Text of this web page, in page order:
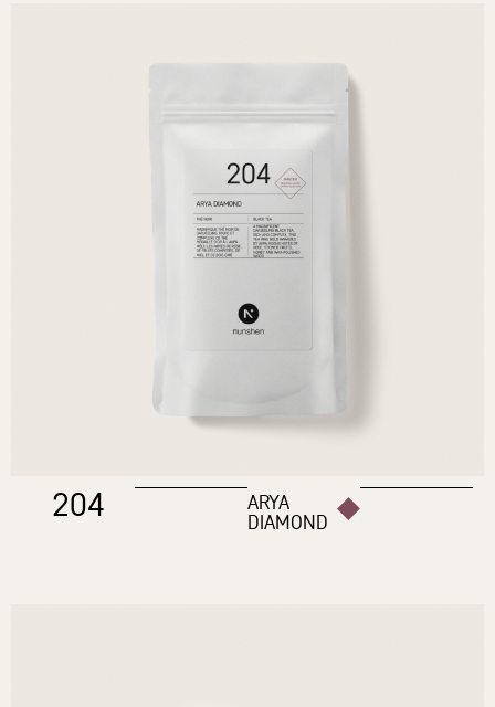
204 ARYA
DIAMOND